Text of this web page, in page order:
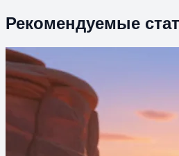
Рекомендуемые